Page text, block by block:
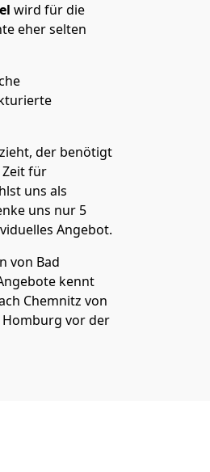
wird für die
eher selten
der benötigt
für
uns als
uns nur 5
Angebot.
von Bad
kennt
Chemnitz von
Homburg vor der